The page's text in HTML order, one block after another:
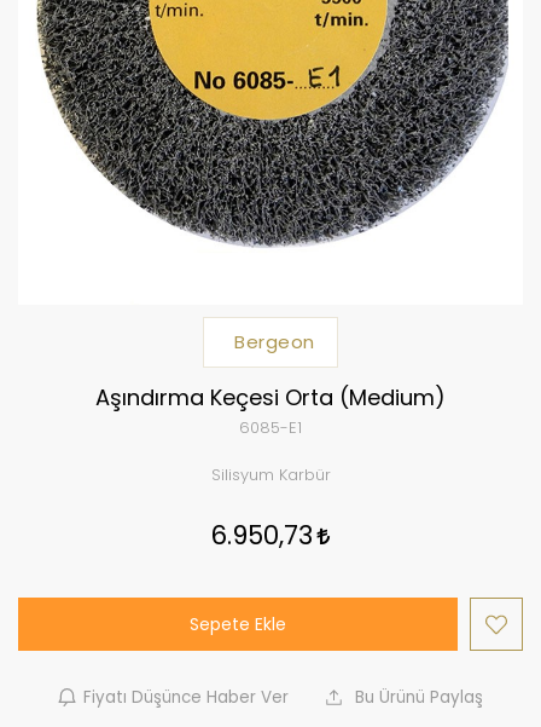
Bergeon
Aşındırma Keçesi Orta (Medium)
6085-E1
Silisyum Karbür
6.950,73
Sepete Ekle
Fiyatı Düşünce Haber Ver Bu Ürünü Paylaş